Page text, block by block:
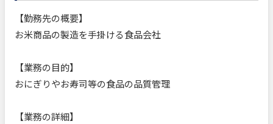
【勤務先の概要】
お米商品の製造を手掛ける食品会社
【業務の目的】
おにぎりやお寿司等の食品の品質管理
【業務の詳細】